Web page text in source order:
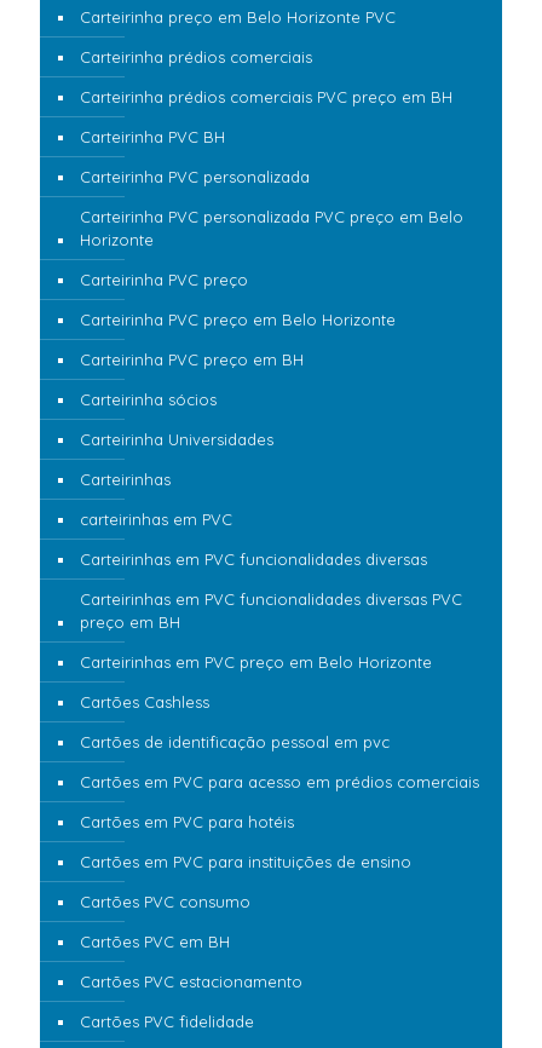
Carteirinha preço em Belo Horizonte PVC
Carteirinha prédios comerciais
Carteirinha prédios comerciais PVC preço em BH
Carteirinha PVC BH
Carteirinha PVC personalizada
Carteirinha PVC personalizada PVC preço em Belo
Horizonte
Carteirinha PVC preço
Carteirinha PVC preço em Belo Horizonte
Carteirinha PVC preço em BH
Carteirinha sócios
Carteirinha Universidades
Carteirinhas
carteirinhas em PVC
Carteirinhas em PVC funcionalidades diversas
Carteirinhas em PVC funcionalidades diversas PVC
preço em BH
Carteirinhas em PVC preço em Belo Horizonte
Cartões Cashless
Cartões de identificação pessoal em pvc
Cartões em PVC para acesso em prédios comerciais
Cartões em PVC para hotéis
Cartões em PVC para instituições de ensino
Cartões PVC consumo
Cartões PVC em BH
Cartões PVC estacionamento
Cartões PVC fidelidade